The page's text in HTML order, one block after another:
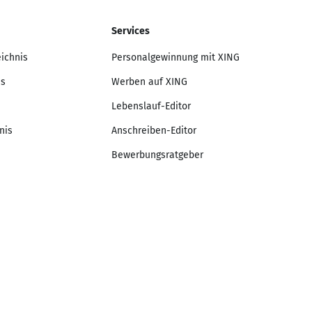
Services
Personalgewinnung mit XING
Werben auf XING
Lebenslauf-Editor
Anschreiben-Editor
Bewerbungsratgeber